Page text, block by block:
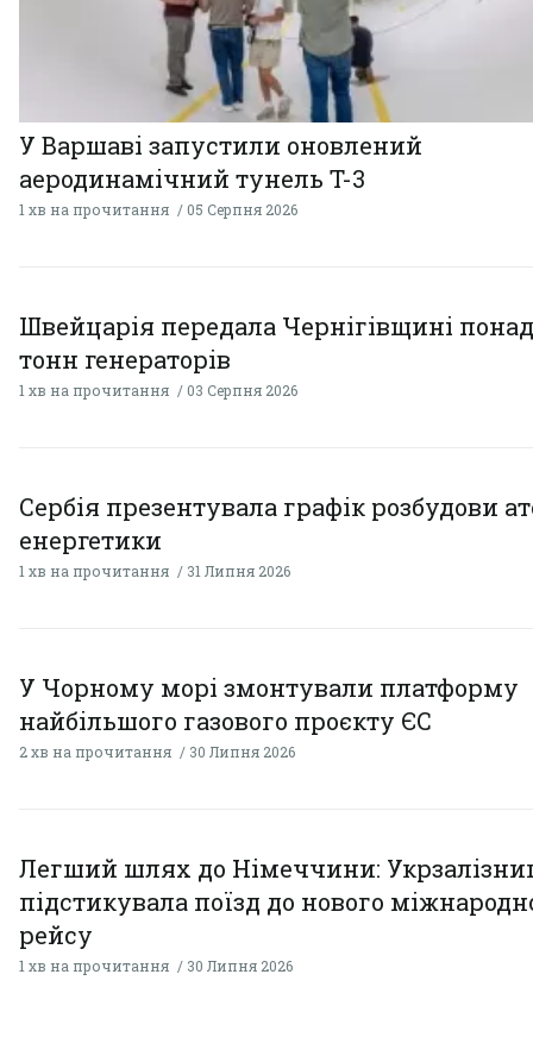
У Варшаві запустили оновлений
аеродинамічний тунель T-3
1 хв на прочитання 05 Серпня 2026
Швейцарія передала Чернігівщині
тонн генераторів
1 хв на прочитання 03 Серпня 2026
Сербія презентувала графік розбудови
енергетики
1 хв на прочитання 31 Липня 2026
У Чорному морі змонтували платформу
найбільшого газового проєкту ЄС
2 хв на прочитання 30 Липня 2026
Легший шлях до Німеччини:
підстикувала поїзд до нового
рейсу
1 хв на прочитання 30 Липня 2026